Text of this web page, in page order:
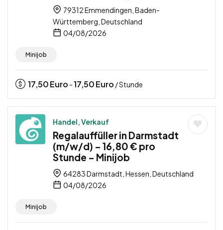
79312 Emmendingen, Baden-
Württemberg, Deutschland
04/08/2026
Minijob
17,50Euro -17,50Euro / Stunde
Handel, Verkauf
Regalauffüller in Darmstadt
(m/w/d) – 16,80 € pro
Stunde – Minijob
64283 Darmstadt, Hessen, Deutschland
04/08/2026
Minijob